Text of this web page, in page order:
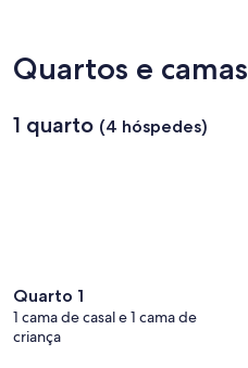
de
Estremoz
Quartos e camas
1 quarto (4 hóspedes)
Quarto 1
1 cama de casal e 1 cama de
criança